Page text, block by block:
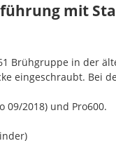
mit
Brühgruppe in der
eingeschraubt. Bei
09/2018) und Pro600.